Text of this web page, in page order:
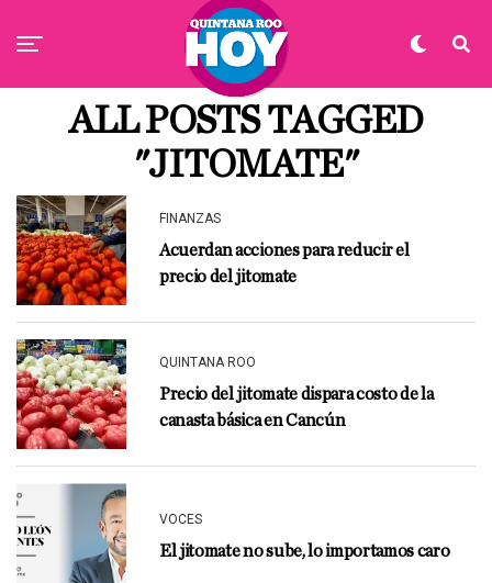
ALL POSTS TAGGED
"JITOMATE"
FINANZAS
Acuerdan acciones para reducir el
precio del jitomate
QUINTANA ROO
Precio del jitomate dispara costo de la
canasta básica en Cancún
VOCES
El jitomate no sube, lo importamos caro